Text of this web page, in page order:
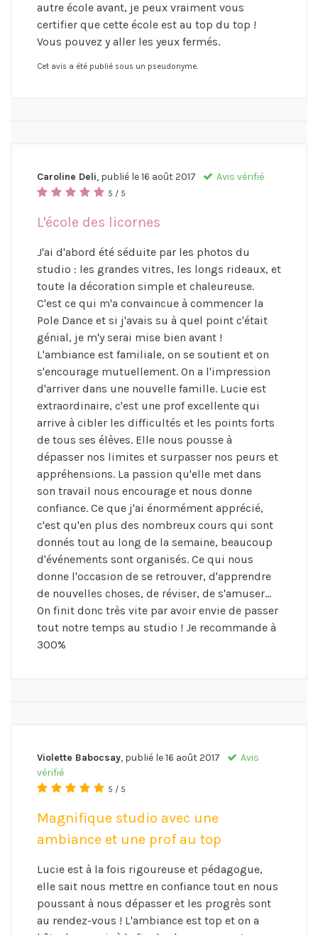
autre école avant, je peux vraiment vous
certifier que cette école est au top du top !
Vous pouvez y aller les yeux fermés.
Cet avis a été publié sous un pseudonyme.
Caroline Deli, publié le16 août 2017 Avis vérifié
5 / 5
L'école des licornes
J'ai d'abord été séduite par les photos du
studio : les grandes vitres, les longs rideaux, et
toute la décoration simple et chaleureuse.
C'est ce qui m'a convaincue à commencer la
Pole Dance et si j'avais su à quel point c'était
génial, je m'y serai mise bien avant !
L'ambiance est familiale, on se soutient et on
s'encourage mutuellement. On a l'impression
d'arriver dans une nouvelle famille. Lucie est
extraordinaire, c'est une prof excellente qui
arrive à cibler les difficultés et les points forts
de tous ses élèves. Elle nous pousse à
dépasser nos limites et surpasser nos peurs et
appréhensions. La passion qu'elle met dans
son travail nous encourage et nous donne
confiance. Ce que j'ai énormément apprécié,
c'est qu'en plus des nombreux cours qui sont
donnés tout au long de la semaine, beaucoup
d'événements sont organisés. Ce qui nous
donne l'occasion de se retrouver, d'apprendre
de nouvelles choses, de réviser, de s'amuser...
On finit donc très vite par avoir envie de passer
tout notre temps au studio ! Je recommande à
300%
Violette Babocsay, publié le16 août 2017
Avis
vérifié
5 / 5
Magnifique studio avec une
ambiance et une prof au top
Lucie est à la fois rigoureuse et pédagogue,
elle sait nous mettre en confiance tout en nous
poussant à nous dépasser et les progrès sont
au rendez-vous ! L'ambiance est top et on a